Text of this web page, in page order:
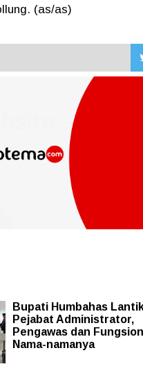
(as/as)
Bupati Humbahas
Pejabat Administrator,
Pengawas dan
Nama-namanya